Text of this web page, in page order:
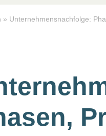
» Unternehmensnachfolge: